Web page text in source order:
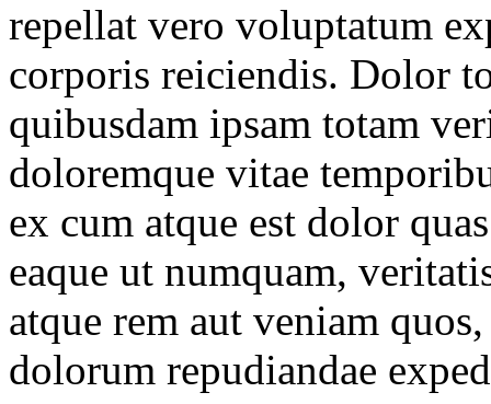
repellat vero voluptatum
corporis reiciendis. Dolor
quibusdam ipsam totam
doloremque vitae
ex cum atque est dolor
eaque ut numquam,
atque rem aut veniam
dolorum repudiandae